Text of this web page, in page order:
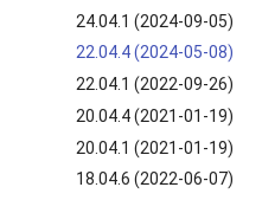
8.5 GUI (2022-03-25)
SLES 15 SP2 (2022-09-
28)
SLES 12 SP5 (2022-10-
13)
22.04.4 (2024-06-10)
22.04.1 (2022-09-13)
20.04.4 (2022-07-07)
20.04.1 (2021-01-19)
18.04.5 (2021-01-19)
16.04.7 (2021-01-19)
24.04.1 (2024-09-05)
22.04.4 (2024-05-08)
22.04.1 (2022-09-26)
20.04.4 (2021-01-19)
20.04.1 (2021-01-19)
18.04.6 (2022-06-07)